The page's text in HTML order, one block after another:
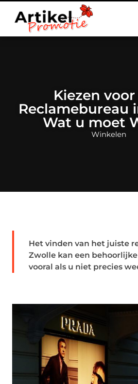
Kiezen voor
Reclamebureau
Wat u moet
Winkelen
Het vinden van het juiste
Zwolle kan een
vooral als u niet precies